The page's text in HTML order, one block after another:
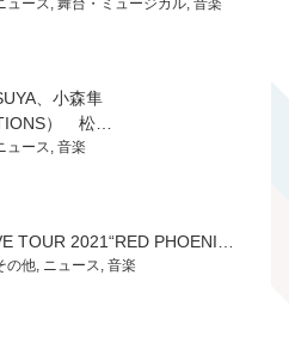
ュース, 舞台・ミュージカル, 音楽
、小森隼
） 松…
ュース, 音楽
TOUR 2021“RED PHOENI…
の他, ニュース, 音楽